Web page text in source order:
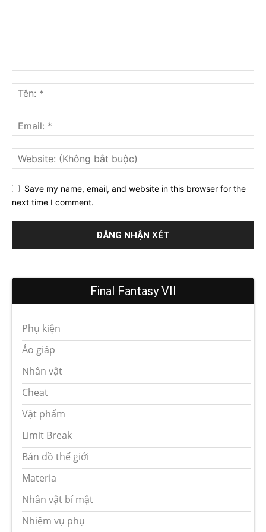
Save my name, email, and website in this browser for the
next time I comment.
Final Fantasy VII
Phụ kiện
Áo giáp
Nhân vật
Cheat
Vật phẩm
Limit Break
Bản đồ thế giới
Materia
Nhân vật bí mật
Nhiệm vụ phụ